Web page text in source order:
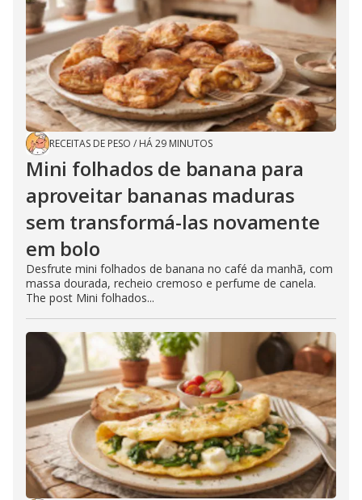
RECEITAS DE PESO / HÁ 29 MINUTOS
Mini folhados de banana para
aproveitar bananas maduras
sem transformá-las novamente
em bolo
Desfrute mini folhados de banana no café da manhã, com
massa dourada, recheio cremoso e perfume de canela.
The post Mini folhados...